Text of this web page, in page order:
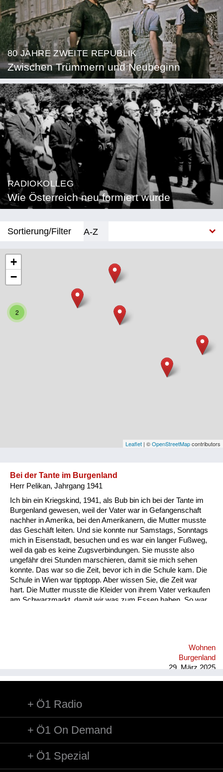
80 JAHRE ZWEITE REPUBLIK
Zwischen Trümmern und Neubeginn
RADIOKOLLEG
Wie Österreich neu formiert wurde
Sortierung/Filter
A-Z
Bundesland
Kärnten
Vorarlberg
Kategorie
Besatzungsmächte
Frauen, Mütter, Kinder
Versorgung
Heimkehrer
Fluchtgeschichten
2
+
−
Leaflet | ©OpenStreetMapcontributors
Bei der Tante im Burgenland
Herr Pelikan, Jahrgang 1941
Ich bin ein Kriegskind, 1941, als Bub bin ich bei der Tante im
Burgenland gewesen, weil der Vater war in Gefangenschaft
nachher in Amerika, bei den Amerikanern, die Mutter musste
das Geschäft leiten. Und sie konnte nur Samstags, Sonntags
mich in Eisenstadt, besuchen und es war ein langer Fußweg,
weil da gab es keine Zugsverbindungen. Sie musste also
ungefähr drei Stunden marschieren, damit sie mich sehen
konnte. Das war so die Zeit, bevor ich in die Schule kam. Die
Schule in Wien war tipptopp. Aber wissen Sie, die Zeit war
hart. Die Mutter musste die Kleider von ihrem Vater verkaufen
am Schwarzmarkt, damit wir was zum Essen haben. So war
Dann ging die Schule los und da war noch nichts. Die Mutter
musste noch Kleider verkaufen. Das weiß ich noch ...
Wohnen
Burgenland
29. März 2025
Ö1 Radio
Ö1 On Demand
Ö1 Spezial